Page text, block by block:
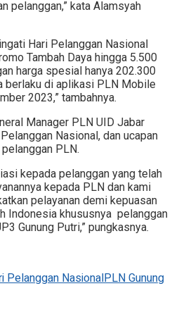
pelanggan,” kata Alamsyah
Hari Pelanggan Nasional
Tambah Daya hingga 5.500
harga spesial hanya 202.300
berlaku di aplikasi PLN Mobile
2023,” tambahnya.
Manager PLN UID Jabar
Nasional, dan ucapan
PLN.
kepada pelanggan yang telah
kepada PLN dan kami
pelayanan demi kepuasan
Indonesia khususnya pelanggan
Gunung Putri,” pungkasnya.
Pelanggan NasionalPLN Gunung